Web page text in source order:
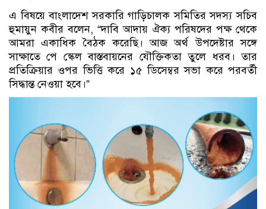
এ বিষয়ে বাংলাদেশ সরকারি গাড়িচালক সমিতির সদস্য সচিব
হুমায়ুন কবীর বলেন, “দাবি আদায় ঐক্য পরিষদের পক্ষ থেকে
আমরা একাধিক বৈঠক করেছি। আজ অর্থ উপদেষ্টার সঙ্গে
সাক্ষাতে পে স্কেল বাস্তবায়নের যৌক্তিকতা তুলে ধরব। তার
প্রতিক্রিয়ার ওপর ভিত্তি করে ১৫ ডিসেম্বর সভা করে পরবর্তী
সিদ্ধান্ত নেওয়া হবে।”